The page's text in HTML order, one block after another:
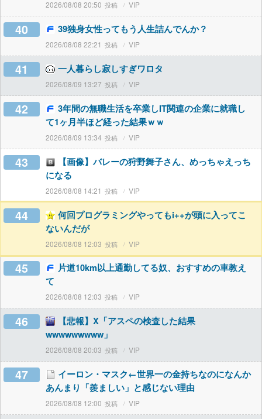
2026/08/08 20:50 VIP
40 39独身女性ってもう人生詰んでんか？
2026/08/08 22:21 VIP
41 一人暮らし寂しすぎワロタ
2026/08/09 13:27 VIP
42
3年間の無職生活を卒業しIT関連の企業に就職し
て1ヶ月半ほど経った結果ｗｗ
2026/08/09 13:34 VIP
43
【画像】バレーの狩野舞子さん、めっちゃえっち
になる
2026/08/08 14:21 VIP
44
何回プログラミングやってもi++が頭に入ってこ
ないんだが
2026/08/08 12:03 VIP
45
片道10km以上通勤してる奴、おすすめの車教え
て
2026/08/08 12:03 VIP
46
【悲報】X「アスペの検査した結果
wwwwwwwww」
2026/08/08 20:03 VIP
47
イーロン・マスク←世界一の金持ちなのになんか
あんまり「羨ましい」と感じない理由
2026/08/08 12:00 VIP